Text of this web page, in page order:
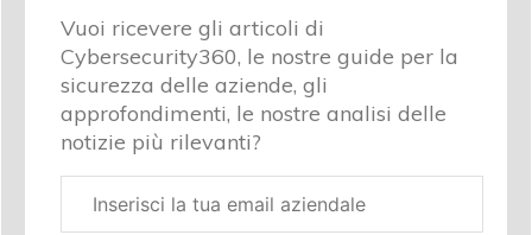
Vuoi ricevere gli articoli di
Cybersecurity360, le nostre guide per la
sicurezza delle aziende, gli
approfondimenti, le nostre analisi delle
notizie più rilevanti?
aziendale